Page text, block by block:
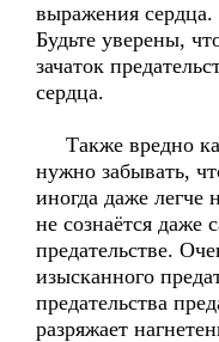
выражения сердца.
Будьте уверены,
зачаток
сердца.
Также вредно
нужно забывать,
иногда даже легче
не сознаётся даже
предательстве.
изысканного
предательства
разряжает